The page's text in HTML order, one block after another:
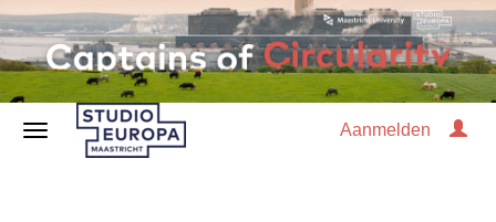
Aanmelden